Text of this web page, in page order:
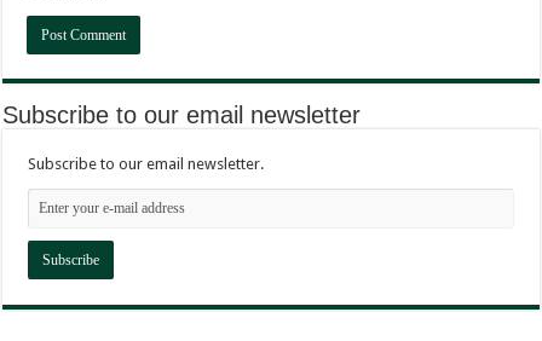
Subscribe to our email newsletter
Subscribe to our email newsletter.